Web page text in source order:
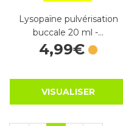
Lysopaïne pulvérisation
buccale 20 ml -…
4,99€
VISUALISER